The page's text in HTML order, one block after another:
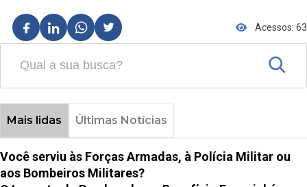
Acessos: 63
Mais lidas Últimas Notícias
Você serviu às Forças Armadas, à Polícia Militar ou
aos Bombeiros Militares?